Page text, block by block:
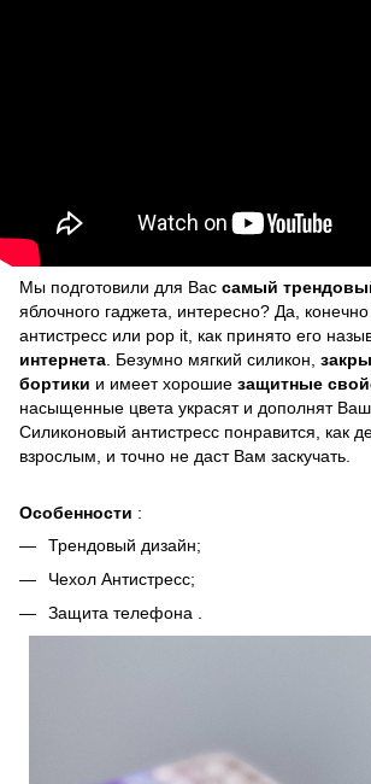
Мы подготовили для Вас самый
яблочного гаджета, интересно? Да,
антистресс или pop it, как принято его
интернета . Безумно мягкий силикон,
бортики и имеет хорошие защитные
насыщенные цвета украсят и дополнят Ваш
Силиконовый антистресс понравится, как
взрослым, и точно не даст Вам заскучать.
Особенности :
Трендовый дизайн;
Чехол Антистресс;
Защита телефона .